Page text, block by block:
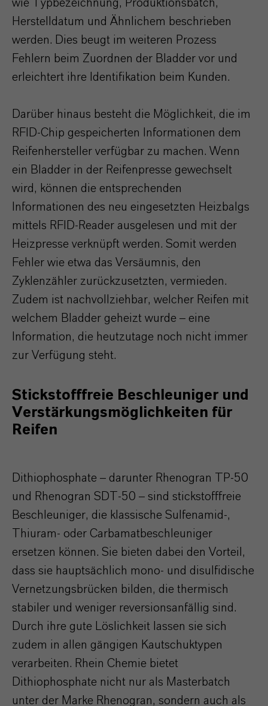
wie Typbezeichnung, Produktionsbatch,
Herstelldatum und Ähnlichem beschrieben
werden. Dies beugt im weiteren Prozess
Fehlern beim Zuordnen der Bladder vor und
erleichtert ihre Identifikation beim Kunden.
Darüber hinaus besteht die Möglichkeit, die im
RFID-Chip gespeicherten Informationen dem
Reifenhersteller verfügbar zu machen. Wenn
ein Bladder in der Reifenpresse gewechselt
wird, können die entsprechenden
Informationen des neu eingesetzten Heizbalgs
mittels RFID-Reader ausgelesen und mit der
Heizpresse verknüpft werden. Somit werden
Fehler wie etwa das Versäumnis, den
Zyklenzähler zurückzusetzten, vermieden.
Zudem ist nachvollziehbar, welcher Reifen mit
welchem Bladder geheizt wurde – eine
Information, die heutzutage noch nicht immer
zur Verfügung steht.
Stickstofffreie Beschleuniger und
Verstärkungsmöglichkeiten für
Reifen
Dithiophosphate – darunter Rhenogran TP-50
und Rhenogran SDT-50 – sind stickstofffreie
Beschleuniger, die klassische Sulfenamid-,
Thiuram- oder Carbamatbeschleuniger
ersetzen können. Sie bieten dabei den Vorteil,
dass sie hauptsächlich mono- und disulfidische
Vernetzungsbrücken bilden, die thermisch
stabiler und weniger reversionsanfällig sind.
Durch ihre gute Löslichkeit lassen sie sich
zudem in allen gängigen Kautschuktypen
verarbeiten. Rhein Chemie bietet
Dithiophosphate nicht nur als Masterbatch
unter der Marke Rhenogran, sondern auch als